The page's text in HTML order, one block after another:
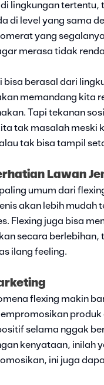
lingkungan
di level yang sama
yang
merasa tidak
bisa berasal dari
memandang kita
Tapi tekanan
tak masalah meski
tak bisa tampil
Lawan
umum dari
akan lebih mudah
Flexing juga bisa
secara
ilang feeling.
flexing makin
selama nggak
kenyataan, inilah
ini juga